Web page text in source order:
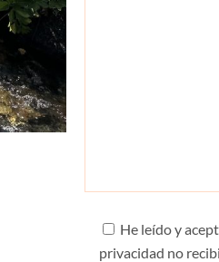
He leído y
privacidad no